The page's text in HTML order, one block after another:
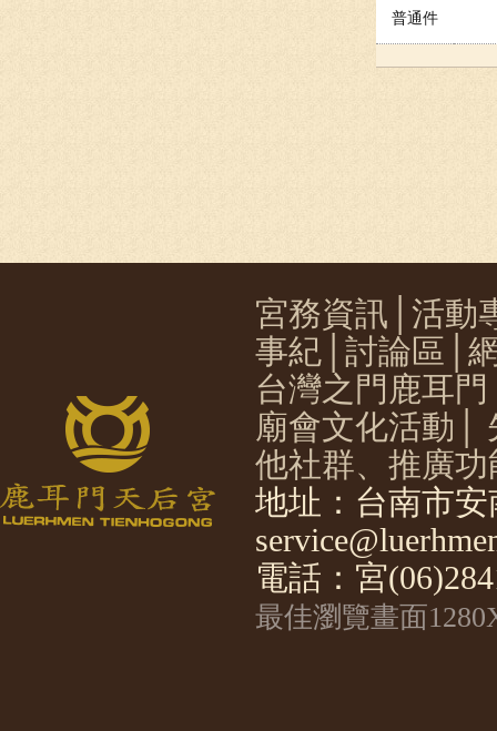
普通件
宮務資訊
活動
事紀
討論區
台灣之門鹿耳門
廟會文化活動
他社群、推廣功
地址：台南市
電話：宮
最佳瀏覽畫面